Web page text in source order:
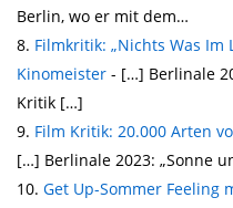
Berlin, wo er mit dem…
Filmkritik: „Nichts Was Im
Kinomeister - […] Berlinale
Kritik […]
Film Kritik: 20.000 Arten
[…] Berlinale 2023: „Sonne
Get Up-Sommer Feeling